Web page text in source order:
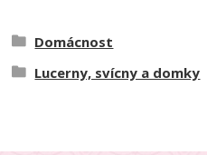
Domácnost
Lucerny, svícny a domky